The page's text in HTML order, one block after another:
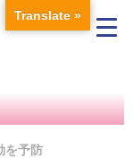
を予防
Translate »